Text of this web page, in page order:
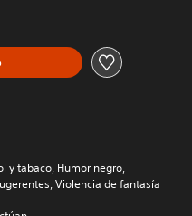
y tabaco, Humor negro,
Violencia de fantasía